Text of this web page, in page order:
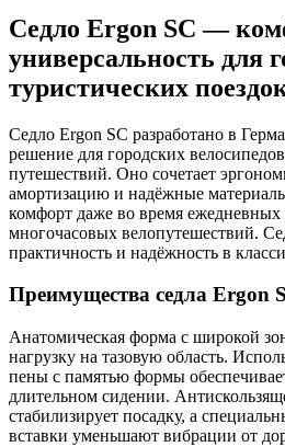
Седло Ergon SC —
универсальность для
туристических
Седло Ergon SC разработано в
решение для городских
путешествий. Оно сочетает
амортизацию и надёжные
комфорт даже во время ежедневных
многочасовых велопутешествий.
практичность и надёжность в
Преимущества седла Ergon
Анатомическая форма с широкой
нагрузку на тазовую область.
пены с памятью формы
длительном сидении.
стабилизирует посадку, а
вставки уменьшают вибрации от